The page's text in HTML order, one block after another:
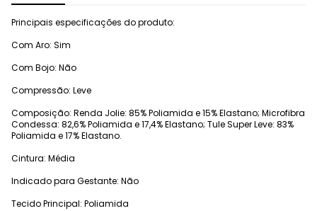
Principais especificações do produto:
Com Aro: Sim
Com Bojo: Não
Compressão: Leve
Composição: Renda Jolie: 85% Poliamida e 15% Elastano; Microfibra
Condessa: 82,6% Poliamida e 17,4% Elastano; Tule Super Leve: 83%
Poliamida e 17% Elastano.
Cintura: Média
Indicado para Gestante: Não
Tecido Principal: Poliamida